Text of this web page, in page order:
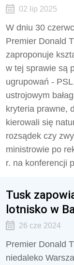
02 lip 2025
W dniu 30
Premier Donald
zaproponuje
w tej sprawie są
ugrupowań -
ustrojowym
kryteria prawne,
kierowali się
rozsądek czy
ministrowie po
r. na konferencji
Tusk
lotnisko w
26 cze 2024
Premier Donald
niedaleko